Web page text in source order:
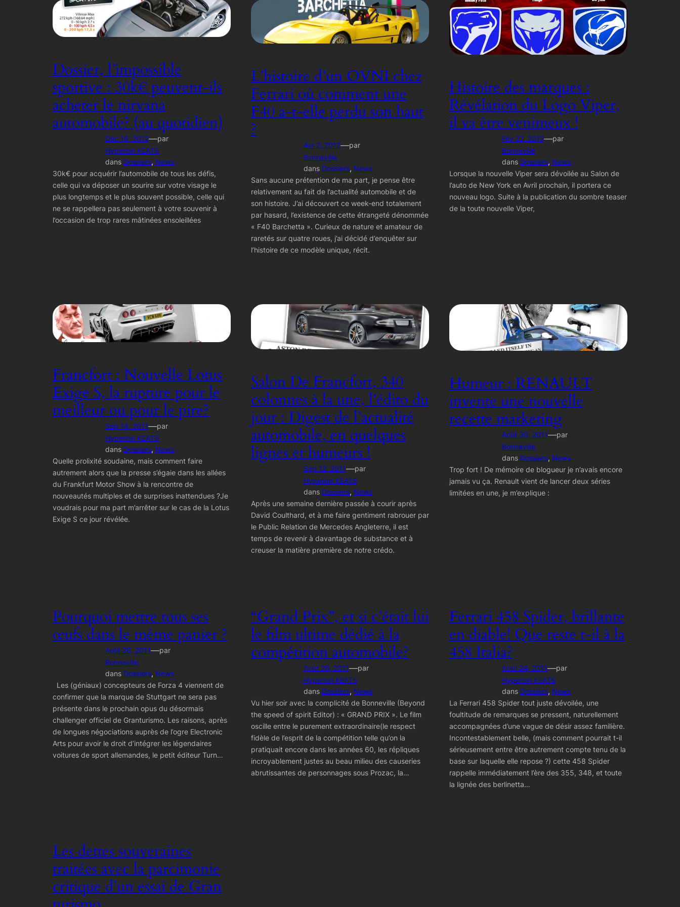
Dossier, l’impossible
sportive : 30k€ peuvent-ils
acheter le nirvana
automobile? (au quotidien)
Déc 16, 2012—par
Hyperion KEATS
dans Dossiers, News
30k€ pour acquérir l’automobile de tous les défis,
celle qui va déposer un sourire sur votre visage le
plus longtemps et le plus souvent possible, celle qui
ne se rappellera pas seulement à votre souvenir à
l’occasion de trop rares mâtinées ensoleillées
L’histoire d’un OVNI chez
Ferrari où comment une
F40 a-t-elle perdu son haut
?
Avr 2, 2012—par
Bonneville
dans Dossiers, News
Sans aucune prétention de ma part, je pense être
relativement au fait de l’actualité automobile et de
son histoire. J’ai découvert ce week-end totalement
par hasard, l’existence de cette étrangeté dénommée
« F40 Barchetta ». Curieux de nature et amateur de
raretés sur quatre roues, j’ai décidé d’enquêter sur
l’histoire de ce modèle unique, récit.
Histoire des marques :
Révélation du Logo Viper,
il va être venimeux !
Fév 22, 2012—par
Bonneville
dans Dossiers, News
Lorsque la nouvelle Viper sera dévoilée au Salon de
l’auto de New York en Avril prochain, il portera ce
nouveau logo. Suite à la publication du sombre teaser
de la toute nouvelle Viper,
Francfort : Nouvelle Lotus
Exige S, la rupture pour le
meilleur ou pour le pire?
Sep 14, 2011—par
Hyperion KEATS
dans Dossiers, News
Quelle prolixité soudaine, mais comment faire
autrement alors que la presse s’égaie dans les allées
du Frankfurt Motor Show à la rencontre de
nouveautés multiples et de surprises inattendues ?Je
voudrais pour ma part m’arrêter sur le cas de la Lotus
Exige S ce jour révélée.
Salon De Francfort, 340
colonnes à la une, l’édito du
jour : Digest de l’actualité
automobile, en quelques
lignes et humeurs !
Sep 12, 2011—par
Hyperion KEATS
dans Dossiers, News
Après une semaine dernière passée à courir après
David Coulthard, et à me faire gentiment rabrouer par
le Public Relation de Mercedes Angleterre, il est
temps de revenir à davantage de substance et à
creuser la matière première de notre crédo.
Humeur : RENAULT
invente une nouvelle
recette marketing
Août 30, 2011—par
Bonneville
dans Dossiers, News
Trop fort ! De mémoire de blogueur je n’avais encore
jamais vu ça. Renault vient de lancer deux séries
limitées en une, je m’explique :
Pourquoi mettre tous ses
œufs dans le même panier ?
Août 26, 2011—par
Bonneville
dans Dossiers, News
Les (géniaux) concepteurs de Forza 4 viennent de
confirmer que la marque de Stuttgart ne sera pas
présente dans le prochain opus du désormais
challenger officiel de Granturismo. Les raisons, après
de longues négociations auprès de l’ogre Electronic
Arts pour avoir le droit d’intégrer les légendaires
voitures de sport allemandes, le petit éditeur Turn…
“Grand Prix”, et si c’était lui
le film ultime dédié à la
compétition automobile?
Août 26, 2011—par
Hyperion KEATS
dans Dossiers, News
Vu hier soir avec la complicité de Bonneville (Beyond
the speed of spirit Editor) : « GRAND PRIX ». Le film
oscille entre le purement extraordinaire(le respect
fidèle de l’esprit de la compétition telle qu’on la
pratiquait encore dans les années 60, les répliques
incroyablement justes au beau milieu des causeries
abrutissantes de personnages sous Prozac, la…
Ferrari 458 Spider, brillante
en diable! Que reste t-il à la
458 Italia?
Août 24, 2011—par
Hyperion KEATS
dans Dossiers, News
La Ferrari 458 Spider tout juste dévoilée, une
foultitude de remarques se pressent, naturellement
accompagnées d’une vague de désir assez familière.
Incontestablement belle, (mais comment pourrait t-il
sérieusement entre être autrement compte tenu de la
base sur laquelle elle repose ?) cette 458 Spider
rappelle immédiatement l’ère des 355, 348, et toute
la lignée des berlinetta…
Les dettes souveraines
traitées avec la parcimonie
critique d’un essai de Gran